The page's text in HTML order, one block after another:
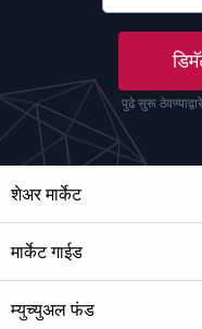
पुढे सुरू
शेअर मार्केट
मार्केट गाईड
म्युच्युअल फंड